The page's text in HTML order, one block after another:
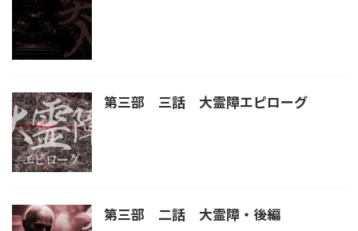
第三部 三話 大霊障エピローグ
第三部 二話 大霊障・後編